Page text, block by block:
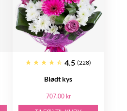
4.5 (228)
Blødt kys
707.00 kr